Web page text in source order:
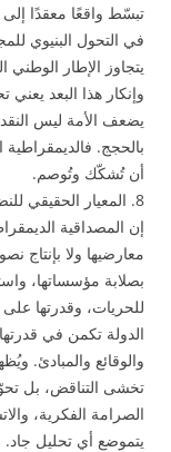
تبسّط واقعًا معقدًا
يتجاوز الإطار
وإنكار هذا البعد
يضعف الأمة ليس
بالحجج.
أن تُشكّك وتُوصم.
8. المعيار الحقيقي للنضج الديمقراطي :
إن المصداقية
معارضيها ولا بإنتاج
بصلابة مؤسساتها،
للحريات، وقدرتها
الدولة تكمن في
والوقائع والمبادئ.
تخشى التناقض، بل
الصرامة الفكرية،
يتموضع أي تحليل جاد.